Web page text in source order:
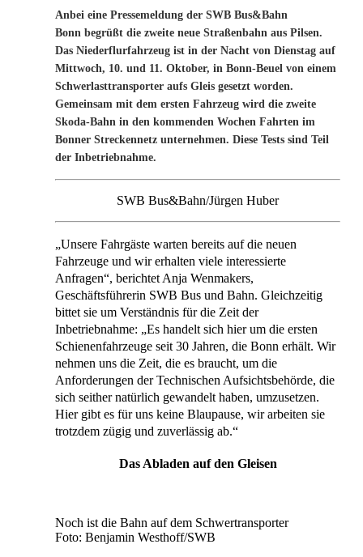
Anbei eine Pressemeldung der SWB Bus&Bahn
Bonn begrüßt die zweite neue Straßenbahn aus Pilsen.
Das Niederflurfahrzeug ist in der Nacht von Dienstag auf
Mittwoch, 10. und 11. Oktober, in Bonn-Beuel von einem
Schwerlasttransporter aufs Gleis gesetzt worden.
Gemeinsam mit dem ersten Fahrzeug wird die zweite
Skoda-Bahn in den kommenden Wochen Fahrten im
Bonner Streckennetz unternehmen. Diese Tests sind Teil
der Inbetriebnahme.
SWB Bus&Bahn/Jürgen Huber
„Unsere Fahrgäste warten bereits auf die neuen
Fahrzeuge und wir erhalten viele interessierte
Anfragen“, berichtet Anja Wenmakers,
Geschäftsführerin SWB Bus und Bahn. Gleichzeitig
bittet sie um Verständnis für die Zeit der
Inbetriebnahme: „Es handelt sich hier um die ersten
Schienenfahrzeuge seit 30 Jahren, die Bonn erhält. Wir
nehmen uns die Zeit, die es braucht, um die
Anforderungen der Technischen Aufsichtsbehörde, die
sich seither natürlich gewandelt haben, umzusetzen.
Hier gibt es für uns keine Blaupause, wir arbeiten sie
trotzdem zügig und zuverlässig ab.“
Das Abladen auf den Gleisen
Noch ist die Bahn auf dem Schwertransporter
Foto: Benjamin Westhoff/SWB